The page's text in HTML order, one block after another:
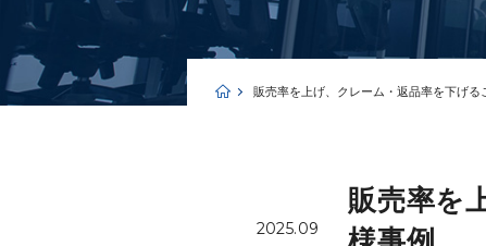
販売率を上げ、クレーム・返品率を下げる
2025.09
販売率を